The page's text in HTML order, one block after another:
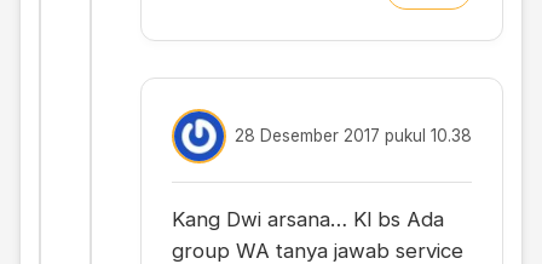
28 Desember 2017 pukul 10.38
Kang Dwi arsana… Kl bs Ada
group WA tanya jawab service